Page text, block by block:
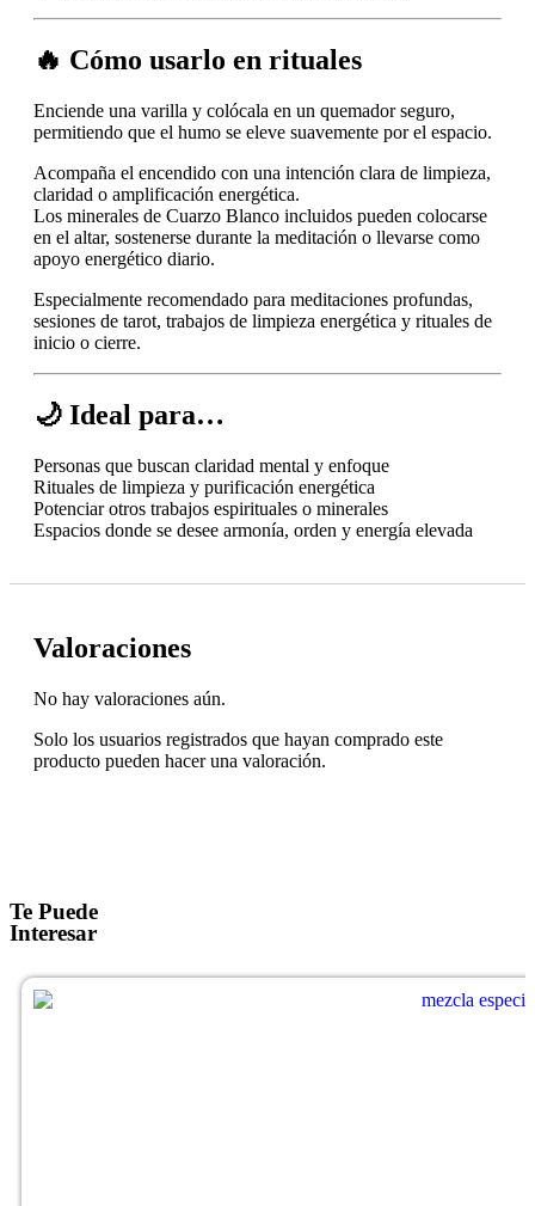
🔥 Cómo usarlo en rituales
Enciende una varilla y colócala en un quemador seguro,
permitiendo que el humo se eleve suavemente por el espacio.
Acompaña el encendido con una intención clara de limpieza,
claridad o amplificación energética.
Los minerales de Cuarzo Blanco incluidos pueden colocarse
en el altar, sostenerse durante la meditación o llevarse como
apoyo energético diario.
Especialmente recomendado para meditaciones profundas,
sesiones de tarot, trabajos de limpieza energética y rituales de
inicio o cierre.
🌙 Ideal para…
Personas que buscan claridad mental y enfoque
Rituales de limpieza y purificación energética
Potenciar otros trabajos espirituales o minerales
Espacios donde se desee armonía, orden y energía elevada
Valoraciones
No hay valoraciones aún.
Solo los usuarios registrados que hayan comprado este
producto pueden hacer una valoración.
Te Puede
Interesar